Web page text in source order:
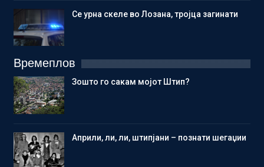
Се урна скеле во Лозана, тројца загинати
Времеплов
Зошто го сакам мојот Штип?
Aприли, ли, ли, штипјани – познати шегаџии